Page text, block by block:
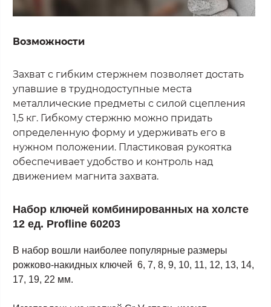
Возможности
Захват с гибким стержнем позволяет достать
упавшие в труднодоступные места
металлические предметы с силой сцепления
1,5 кг. Гибкому стержню можно придать
определенную форму и удерживать его в
нужном положении. Пластиковая рукоятка
обеспечивает удобство и контроль над
движением магнита захвата.
Набор ключей комбинированных на холсте
12 ед. Profline 60203
В набор вошли наиболее популярные размеры
рожково-накидных ключей 6, 7, 8, 9, 10, 11, 12, 13, 14,
17, 19, 22 мм.